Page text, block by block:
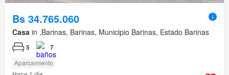
Bs 34.765.060
Casa in ,Barinas, Barinas, Municipio Barinas, Estado Barinas
5 7
Aparcamiento